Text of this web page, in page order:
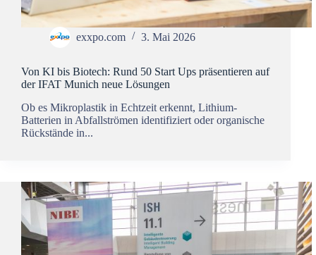
exxpo.com 3. Mai 2026
Von KI bis Biotech: Rund 50 Start Ups präsentieren auf
der IFAT Munich neue Lösungen
Ob es Mikroplastik in Echtzeit erkennt, Lithium-
Batterien in Abfallströmen identifiziert oder organische
Rückstände in...